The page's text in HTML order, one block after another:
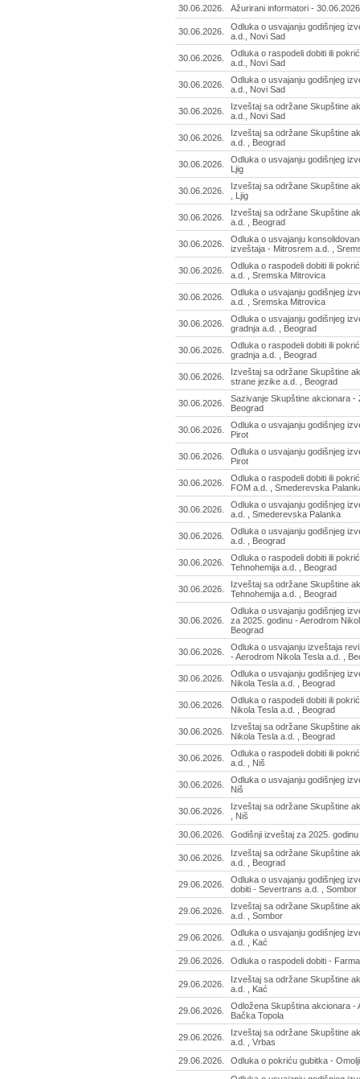
30.06.2026.
Ažurirani informatori - 30.06.2026
30.06.2026.
Odluka o usvajanju godišnjeg
a.d., Novi Sad
30.06.2026.
Odluka o raspodeli dobiti ili
a.d., Novi Sad
30.06.2026.
Odluka o usvajanju godišnjeg
a.d., Novi Sad
30.06.2026.
Izveštaj sa održane Skupštine
a.d., Novi Sad
30.06.2026.
Izveštaj sa održane Skupštine
a.d. , Beograd
30.06.2026.
Odluka o usvajanju godišnjeg
Ljig
30.06.2026.
Izveštaj sa održane Skupštine
, Ljig
30.06.2026.
Izveštaj sa održane Skupštine
a.d. , Beograd
30.06.2026.
Odluka o usvajanju
izveštaja - Mitrosrem a.d. ,
30.06.2026.
Odluka o raspodeli dobiti ili
a.d. , Sremska Mitrovica
30.06.2026.
Odluka o usvajanju godišnjeg
a.d. , Sremska Mitrovica
30.06.2026.
Odluka o usvajanju godišnjeg
gradnja a.d. , Beograd
30.06.2026.
Odluka o raspodeli dobiti ili
gradnja a.d. , Beograd
30.06.2026.
Izveštaj sa održane Skupštine
strane jezike a.d. , Beograd
30.06.2026.
Sazivanje Skupštine akcionara -
Beograd
30.06.2026.
Odluka o usvajanju godišnjeg
Pirot
30.06.2026.
Odluka o usvajanju godišnjeg
Pirot
30.06.2026.
Odluka o raspodeli dobiti ili
FOM a.d. , Smederevska
30.06.2026.
Odluka o usvajanju godišnjeg
a.d. , Smederevska Palanka
30.06.2026.
Odluka o usvajanju godišnjeg
a.d. , Beograd
30.06.2026.
Odluka o raspodeli dobiti ili
Tehnohemija a.d. , Beograd
30.06.2026.
Izveštaj sa održane Skupštine
Tehnohemija a.d. , Beograd
30.06.2026.
Odluka o usvajanju godišnjeg
za 2025. godinu - Aerodrom
Beograd
30.06.2026.
Odluka o usvajanju izveštaja
- Aerodrom Nikola Tesla a.d. ,
30.06.2026.
Odluka o usvajanju godišnjeg
Nikola Tesla a.d. , Beograd
30.06.2026.
Odluka o raspodeli dobiti ili
Nikola Tesla a.d. , Beograd
30.06.2026.
Izveštaj sa održane Skupštine
Nikola Tesla a.d. , Beograd
30.06.2026.
Odluka o raspodeli dobiti ili
a.d. , Niš
30.06.2026.
Odluka o usvajanju godišnjeg
Niš
30.06.2026.
Izveštaj sa održane Skupštine
, Niš
30.06.2026.
Godišnji izveštaj za 2025.
30.06.2026.
Izveštaj sa održane Skupštine
a.d. , Beograd
29.06.2026.
Odluka o usvajanju godišnjeg
dobiti - Severtrans a.d. , Sombor
29.06.2026.
Izveštaj sa održane Skupštine
a.d. , Sombor
29.06.2026.
Odluka o usvajanju godišnjeg
a.d. , Kać
29.06.2026.
Odluka o raspodeli dobiti -
29.06.2026.
Izveštaj sa održane Skupštine
a.d. , Kać
29.06.2026.
Odložena Skupština akcionara -
Bačka Topola
29.06.2026.
Izveštaj sa održane Skupštine
a.d. , Vrbas
29.06.2026.
Odluka o pokriću gubitka -